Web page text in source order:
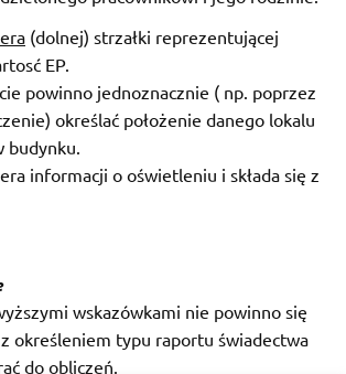
(dolnej) strzałki reprezentującej
EP.
powinno jednoznacznie ( np. poprzez
określać położenie danego lokalu
budynku.
informacji o oświetleniu i składa się z
wskazówkami nie powinno się
określeniem typu raportu świadectwa
do obliczeń.